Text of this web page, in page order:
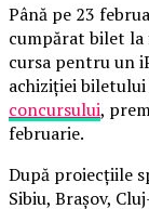
Până pe 23
cumpărat bilet la
cursa pentru un
achiziției
concursului,
februarie.
După proiecțiile
Sibiu, Brașov,